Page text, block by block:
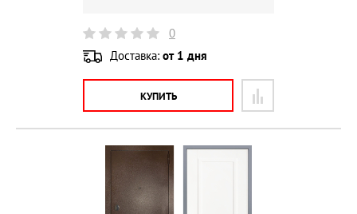
0
Доставка: от 1 дня
КУПИТЬ